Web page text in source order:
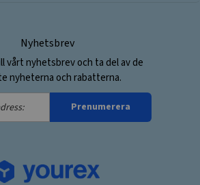
Nyhetsbrev
vårt nyhetsbrev och ta del av de
nyheterna och rabatterna.
Prenumerera